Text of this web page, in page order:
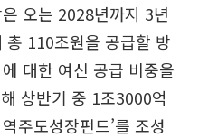
오는 2028년까지 3년
110조원을 공급할 방
대한 여신 공급 비중을
상반기 중 1조3000억
주도성장펀드’를 조성